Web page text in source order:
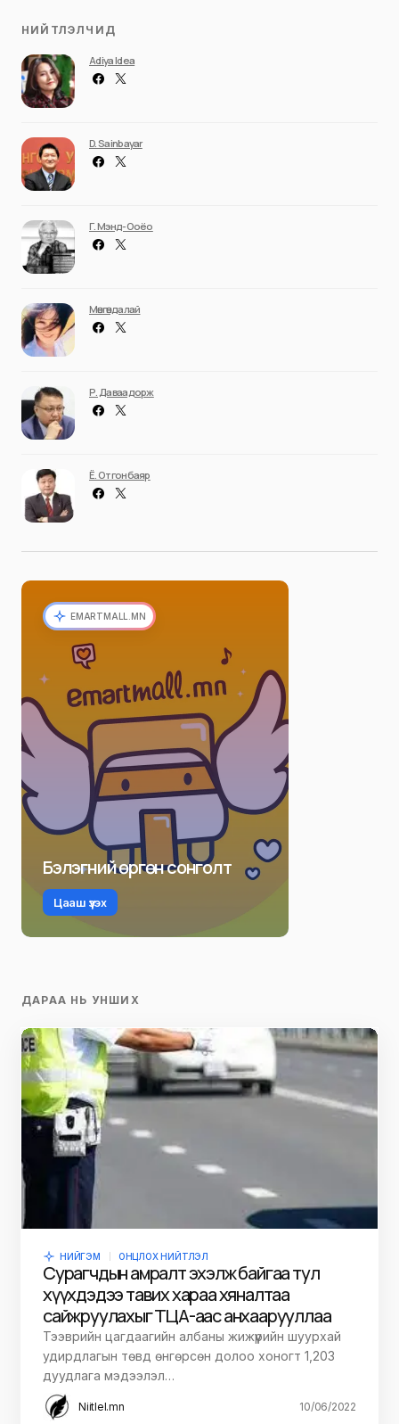
НИЙТЛЭЛЧИД
Adiya Idea
D. Sainbayar
Г. Мэнд-Ооёо
Мөнгөндалай
Р. Даваадорж
Ё. Отгонбаяр
EMARTMALL.MN
Бэлэгний өргөн сонголт
Цааш үзэх
ДАРАА НЬ УНШИХ
НИЙГЭМ ОНЦЛОХ НИЙТЛЭЛ
Сурагчдын амралт эхэлж байгаа тул
хүүхдэдээ тавих хараа хяналтаа
сайжруулахыг ТЦА-аас анхаарууллаа
Тээврийн цагдаагийн албаны жижүүрийн шуурхай
удирдлагын төвд өнгөрсөн долоо хоногт 1,203
дуудлага мэдээлэл…
Niitlel.mn 10/06/2022